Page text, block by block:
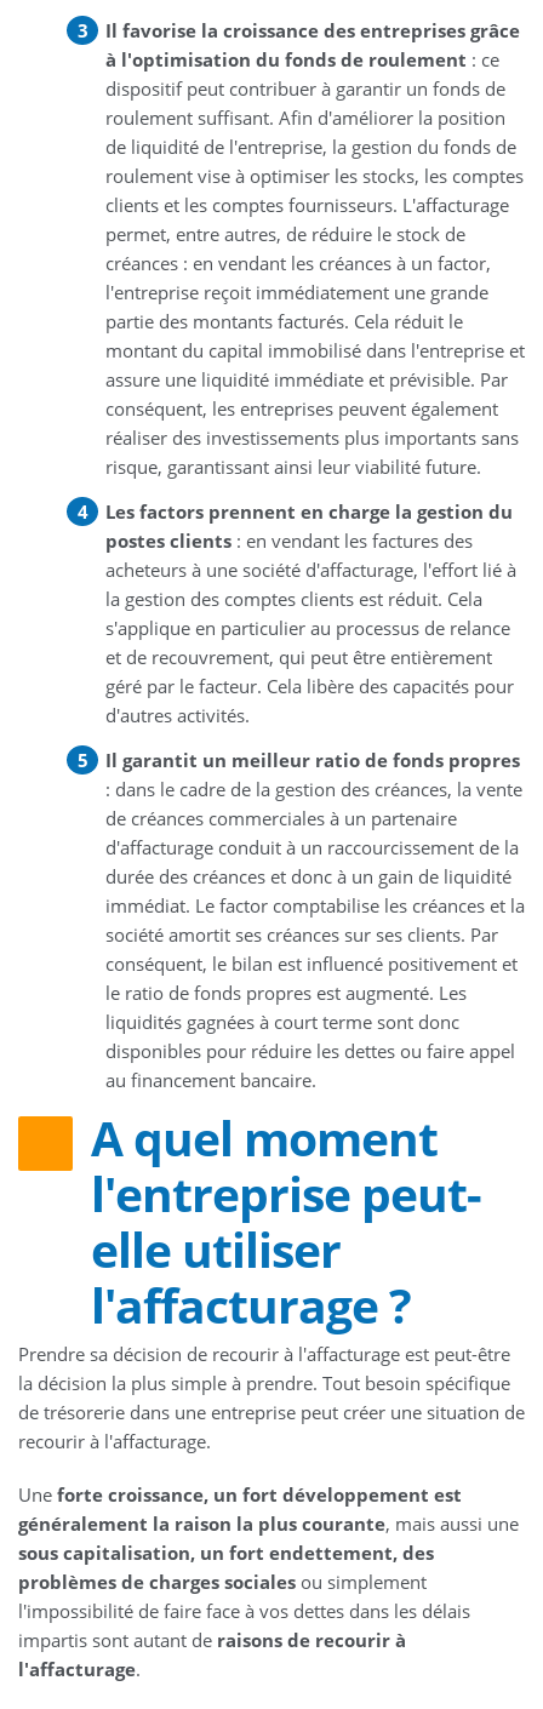
Il favorise la croissance des entreprises grâce
à l'optimisation du fonds de roulement : ce
dispositif peut contribuer à garantir un fonds de
roulement suffisant. Afin d'améliorer la position
de liquidité de l'entreprise, la gestion du fonds de
roulement vise à optimiser les stocks, les comptes
clients et les comptes fournisseurs. L'affacturage
permet, entre autres, de réduire le stock de
créances : en vendant les créances à un factor,
l'entreprise reçoit immédiatement une grande
partie des montants facturés. Cela réduit le
montant du capital immobilisé dans l'entreprise et
assure une liquidité immédiate et prévisible. Par
conséquent, les entreprises peuvent également
réaliser des investissements plus importants sans
risque, garantissant ainsi leur viabilité future.
Les factors prennent en charge la gestion du
postes clients : en vendant les factures des
acheteurs à une société d'affacturage, l'effort lié à
la gestion des comptes clients est réduit. Cela
s'applique en particulier au processus de relance
et de recouvrement, qui peut être entièrement
géré par le facteur. Cela libère des capacités pour
d'autres activités.
Il garantit un meilleur ratio de fonds propres
: dans le cadre de la gestion des créances, la vente
de créances commerciales à un partenaire
d'affacturage conduit à un raccourcissement de la
durée des créances et donc à un gain de liquidité
immédiat. Le factor comptabilise les créances et la
société amortit ses créances sur ses clients. Par
conséquent, le bilan est influencé positivement et
le ratio de fonds propres est augmenté. Les
liquidités gagnées à court terme sont donc
disponibles pour réduire les dettes ou faire appel
au financement bancaire.
A quel moment
l'entreprise peut-
elle utiliser
l'affacturage ?
Prendre sa décision de recourir à l'affacturage est peut-être
la décision la plus simple à prendre. Tout besoin spécifique
de trésorerie dans une entreprise peut créer une situation de
recourir à l'affacturage.
Une forte croissance, un fort développement est
généralement la raison la plus courante, mais aussi une
sous capitalisation, un fort endettement, des
problèmes de charges sociales ou simplement
l'impossibilité de faire face à vos dettes dans les délais
impartis sont autant de raisons de recourir à
l'affacturage.